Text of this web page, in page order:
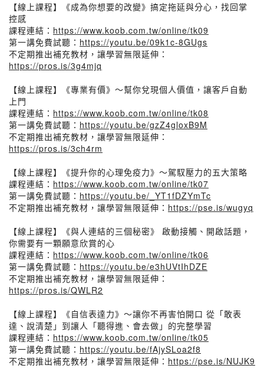
【線上課程】《成為你想要的改變》搞定拖延與分心，找回掌
控感
課程連結： https://www.koob.com.tw/online/tk09
第一講免費試聽： https://youtu.be/09k1c-8GUgs
不定期推出補充教材，讓學習無限延伸：
https://pros.is/3g4mjq
【線上課程】《專業有價》～幫你兌現個人價值，讓客戶自動
上門
課程連結： https://www.koob.com.tw/online/tk08
第一講免費試聽： https://youtu.be/gzZ4gloxB9M
不定期推出補充教材，讓學習無限延伸：
https://pros.is/3ch4rm
【線上課程】《提升你的心理免疫力》～駕馭壓力的五大策略
課程連結： https://www.koob.com.tw/online/tk07
第一講免費試聽： https://youtu.be/_YT1fDZYmTc
不定期推出補充教材，讓學習無限延伸： https://pse.is/wugyq
【線上課程】《與人連結的三個秘密》 啟動接觸、開啟話題，
你需要有一顆願意欣賞的心
課程連結： https://www.koob.com.tw/online/tk06
第一講免費試聽： https://youtu.be/e3hUVtIhDZE
不定期推出補充教材，讓學習無限延伸：
https://pros.is/QWLR2
【線上課程】《自信表達力》～讓你不再害怕開口 從「敢表
達、說清楚」到讓人「聽得進、會去做」的完整學習
課程連結： https://www.koob.com.tw/online/tk05
第一講免費試聽： https://youtu.be/fAjySLoa2f8
不定期推出補充教材，讓學習無限延伸： https://pse.is/NUJK9